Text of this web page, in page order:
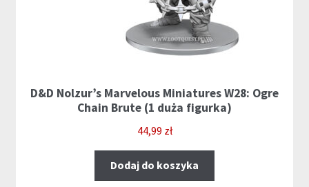
D&D Nolzur’s Marvelous Miniatures W28: Ogre
Chain Brute (1 duża figurka)
44,99 zł
Dodaj do koszyka